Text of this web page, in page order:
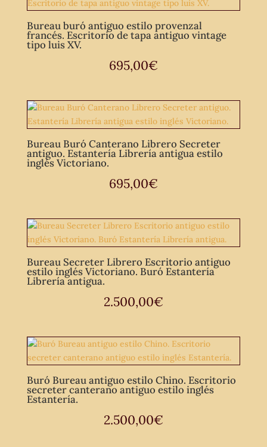
Bureau buró antiguo estilo provenzal
francés. Escritorio de tapa antiguo vintage
tipo luis XV.
695,00€
Bureau Buró Canterano Librero Secreter
antiguo. Estantería Librería antigua estilo
inglés Victoriano.
695,00€
Bureau Secreter Librero Escritorio antiguo
estilo inglés Victoriano. Buró Estantería
Librería antigua.
2.500,00€
Buró Bureau antiguo estilo Chino. Escritorio
secreter canterano antiguo estilo inglés
Estantería.
2.500,00€